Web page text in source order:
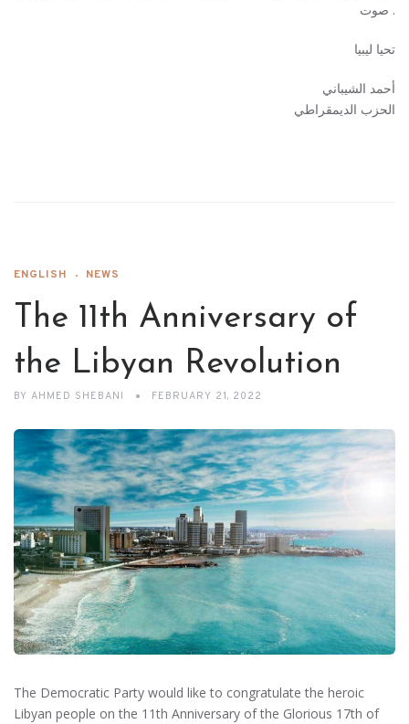
صوت .
تحيا ليبيا
أحمد الشيباني
الحزب الديمقراطي
ENGLISH NEWS
The 11th Anniversary of
the Libyan Revolution
BY AHMED SHEBANI FEBRUARY 21, 2022
The Democratic Party would like to congratulate the heroic
Libyan people on the 11th Anniversary of the Glorious 17th of